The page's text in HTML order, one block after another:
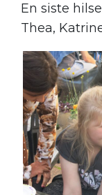
En siste
Thea,